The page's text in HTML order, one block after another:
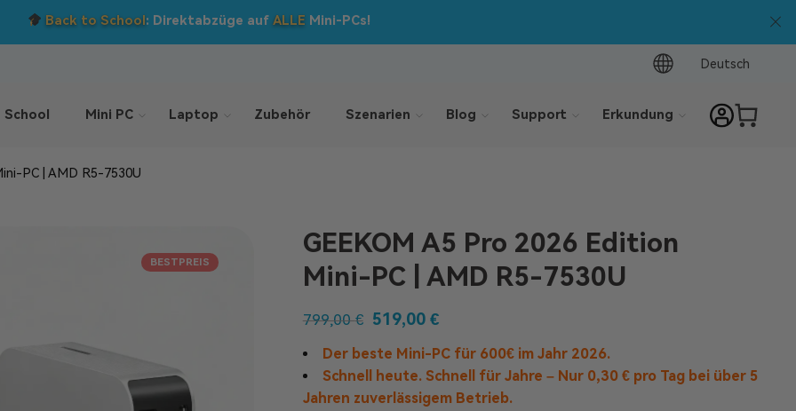
sparen: 5 % Extra-Rabatt!Nutzen Sie den Code BTS05 im Warenkorb.
Deutsch
Mini PC Laptop Zubehör Szenarien Blog Support Erkundung
PC | AMD R5-7530U
BESTPREIS
GEEKOM A5 Pro 2026 Edition
Mini-PC | AMD R5-7530U
799,00€ 519,00 €
Der beste Mini-PC für 600€ im Jahr 2026.
Schnell heute. Schnell für Jahre – Nur 0,30 € pro Tag bei über 5
Jahren zuverlässigem Betrieb.